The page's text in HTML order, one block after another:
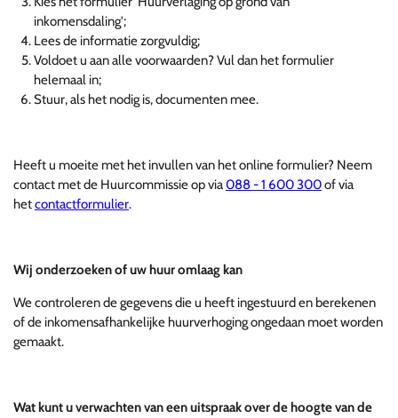
inkomensdaling';
Lees de informatie zorgvuldig;
Voldoet u aan alle voorwaarden? Vul dan het formulier
helemaal in;
Stuur, als het nodig is, documenten mee.
Heeft u moeite met het invullen van het online formulier? Neem
contact met de Huurcommissie op via088 - 1 600 300of via
hetcontactformulier.
Wij onderzoeken of uw huur omlaag kan
We controleren de gegevens die u heeft ingestuurd en berekenen
of de inkomensafhankelijke huurverhoging ongedaan moet worden
gemaakt.
Wat kunt u verwachten van een uitspraak over de hoogte van de